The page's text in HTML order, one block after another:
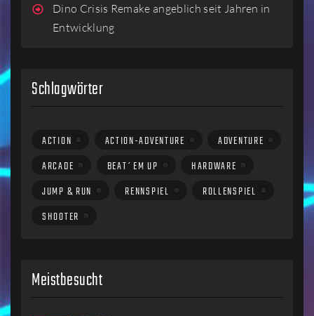
Dino Crisis Remake angeblich seit Jahren in
Entwicklung
Schlagwörter
ACTION ACTION-ADVENTURE
ADVENTURE
ARCADE
BEAT´EM UP
HARDWARE
JUMP & RUN
RENNSPIEL
ROLLENSPIEL
SHOOTER
Meistbesucht